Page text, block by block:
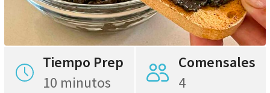
Tiempo Prep
10 minutos
Comensales
4